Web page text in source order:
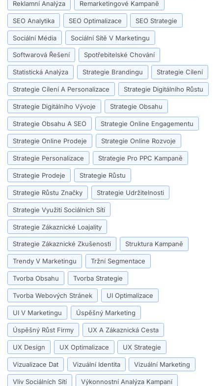
Reklamní Analýza Remarketingové Kampaně
SEO Analytika SEO Optimalizace SEO Strategie
Sociální Média Sociální Sítě V Marketingu
Softwarová Řešení Spotřebitelské Chování
Statistická Analýza Strategie Brandingu Strategie Cílení
Strategie Cílení A Personalizace Strategie Digitálního Růstu
Strategie Digitálního Vývoje Strategie Obsahu
Strategie Obsahu A SEO Strategie Online Engagementu
Strategie Online Prodeje Strategie Online Rozvoje
Strategie Personalizace Strategie Pro PPC Kampaně
Strategie Prodeje Strategie Růstu
Strategie Růstu Značky Strategie Udržitelnosti
Strategie Využití Sociálních Sítí
Strategie Zákaznické Loajality
Strategie Zákaznické Zkušenosti Struktura Kampaně
Trendy V Marketingu Tržní Segmentace
Tvorba Obsahu Tvorba Strategie
Tvorba Webových Stránek UI Optimalizace
UI V Marketingu Úspěšný Marketing
Úspěšný Růst Firmy UX A Zákaznická Cesta
UX Design UX Optimalizace UX Strategie
Vizualizace Dat Vizuální Identita Vizuální Marketing
Vliv Sociálních Sítí Výkonnostní Analýza Kampaní